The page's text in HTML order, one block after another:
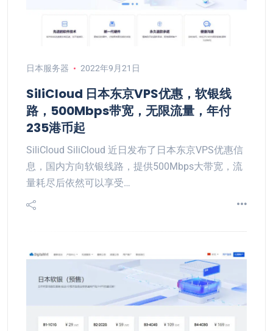
日本服务器 2022年9月21日
SiliCloud 日本东京VPS优惠，软银线
路，500Mbps带宽，无限流量，年付
235港币起
SiliCloud SiliCloud 近日发布了日本东京VPS优惠信
息，国内方向软银线路，提供500Mbps大带宽，流
量耗尽后依然可以享受…